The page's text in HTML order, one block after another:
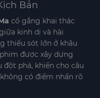
Bản
cố gắng khai thác
kinh dị và hài
thiếu sót lớn ở khâu
được xây dựng
đột phá, khiến cho câu
có điểm nhấn rõ